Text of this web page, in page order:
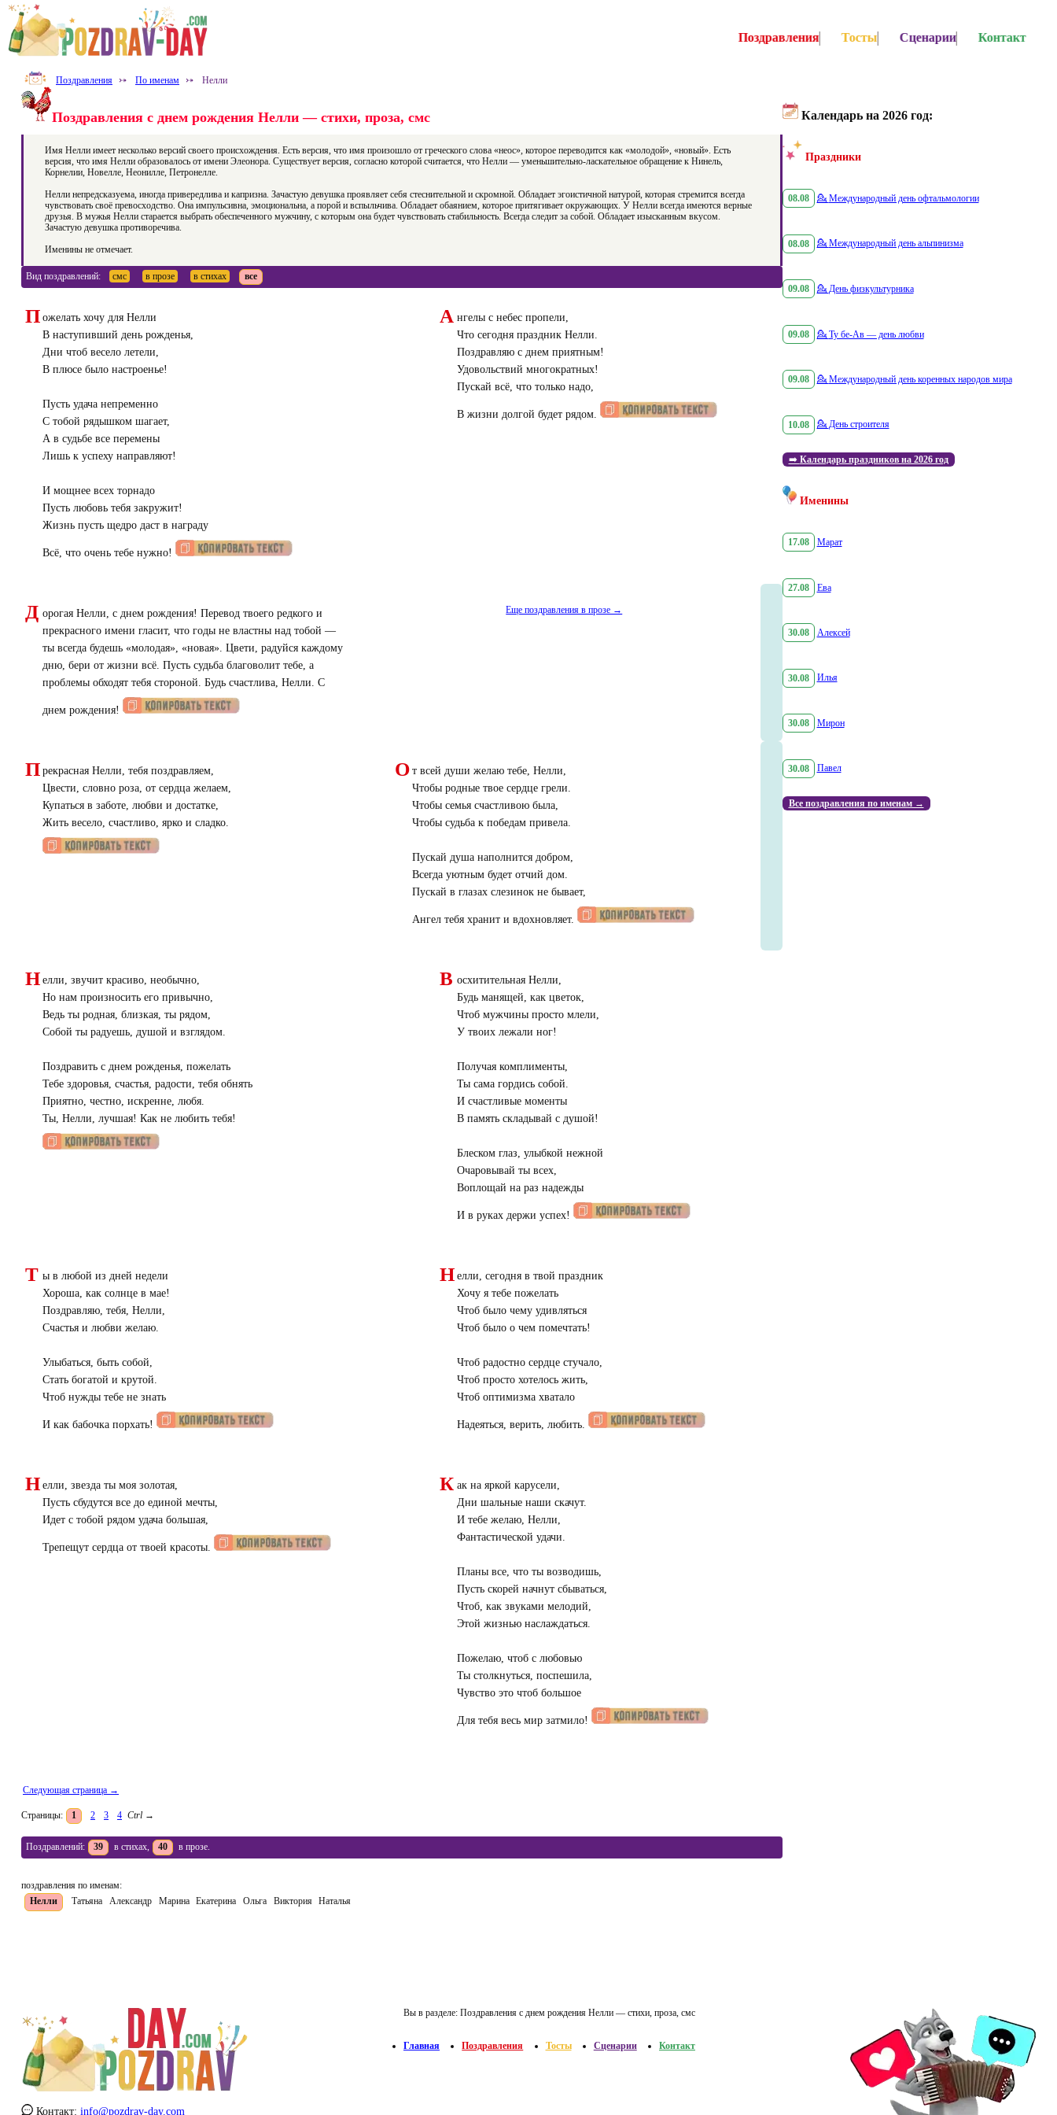
Поздравления ⤐ По именам ⤐ Нелли
Поздравления с днем рождения Нелли — стихи, проза, смс
Имя Нелли имеет несколько версий своего происхождения. Есть версия, что имя произошло от греческого слова «неос», которое переводится как «молодой», «новый». Есть
версия, что имя Нелли образовалось от имени Элеонора. Существует версия, согласно которой считается, что Нелли — уменьшительно-ласкательное обращение к Нинель,
Корнелии, Новелле, Неонилле, Петронелле.
Нелли непредсказуема, иногда привередлива и капризна. Зачастую девушка проявляет себя стеснительной и скромной. Обладает эгоистичной натурой, которая стремится всегда
чувствовать своё превосходство. Она импульсивна, эмоциональна, а порой и вспыльчива. Обладает обаянием, которое притягивает окружающих. У Нелли всегда имеются верные
друзья. В мужья Нелли старается выбрать обеспеченного мужчину, с которым она будет чувствовать стабильность. Всегда следит за собой. Обладает изысканным вкусом.
Зачастую девушка противоречива.
Именины не отмечает.
Вид поздравлений: смс в прозе в стихах все
П ожелать хочу для Нелли
В наступивший день рожденья,
Дни чтоб весело летели,
В плюсе было настроенье!
Пусть удача непременно
С тобой рядышком шагает,
А в судьбе все перемены
Лишь к успеху направляют!
И мощнее всех торнадо
Пусть любовь тебя закружит!
Жизнь пусть щедро даст в награду
Всё, что очень тебе нужно!
А нгелы с небес пропели,
Что сегодня праздник Нелли.
Поздравляю с днем приятным!
Удовольствий многократных!
Пускай всё, что только надо,
В жизни долгой будет рядом.
Д орогая Нелли, с днем рождения! Перевод твоего редкого и
прекрасного имени гласит, что годы не властны над тобой —
ты всегда будешь «молодая», «новая». Цвети, радуйся каждому
дню, бери от жизни всё. Пусть судьба благоволит тебе, а
проблемы обходят тебя стороной. Будь счастлива, Нелли. С
днем рождения!
Еще поздравления в прозе →
П рекрасная Нелли, тебя поздравляем,
Цвести, словно роза, от сердца желаем,
Купаться в заботе, любви и достатке,
Жить весело, счастливо, ярко и сладко.
О т всей души желаю тебе, Нелли,
Чтобы родные твое сердце грели.
Чтобы семья счастливою была,
Чтобы судьба к победам привела.
Пускай душа наполнится добром,
Всегда уютным будет отчий дом.
Пускай в глазах слезинок не бывает,
Ангел тебя хранит и вдохновляет.
Н елли, звучит красиво, необычно,
Но нам произносить его привычно,
Ведь ты родная, близкая, ты рядом,
Собой ты радуешь, душой и взглядом.
Поздравить с днем рожденья, пожелать
Тебе здоровья, счастья, радости, тебя обнять
Приятно, честно, искренне, любя.
Ты, Нелли, лучшая! Как не любить тебя!
В осхитительная Нелли,
Будь манящей, как цветок,
Чтоб мужчины просто млели,
У твоих лежали ног!
Получая комплименты,
Ты сама гордись собой.
И счастливые моменты
В память складывай с душой!
Блеском глаз, улыбкой нежной
Очаровывай ты всех,
Воплощай на раз надежды
И в руках держи успех!
Т ы в любой из дней недели
Хороша, как солнце в мае!
Поздравляю, тебя, Нелли,
Счастья и любви желаю.
Улыбаться, быть собой,
Стать богатой и крутой.
Чтоб нужды тебе не знать
И как бабочка порхать!
Н елли, сегодня в твой праздник
Хочу я тебе пожелать
Чтоб было чему удивляться
Чтоб было о чем помечтать!
Чтоб радостно сердце стучало,
Чтоб просто хотелось жить,
Чтоб оптимизма хватало
Надеяться, верить, любить.
Н елли, звезда ты моя золотая,
Пусть сбудутся все до единой мечты,
Идет с тобой рядом удача большая,
Трепещут сердца от твоей красоты.
К ак на яркой карусели,
Дни шальные наши скачут.
И тебе желаю, Нелли,
Фантастической удачи.
Планы все, что ты возводишь,
Пусть скорей начнут сбываться,
Чтоб, как звуками мелодий,
Этой жизнью наслаждаться.
Пожелаю, чтоб с любовью
Ты столкнуться, поспешила,
Чувство это чтоб большое
Для тебя весь мир затмило!
Следующая страница →
Страницы: 1 2 3 4 Ctrl →
Поздравлений: 39 в стихах, 40 в прозе.
поздравления по именам:
Нелли
Татьяна Александр Марина Екатерина Ольга Виктория Наталья
Календарь на 2026 год:
Праздники
08.08 💁 Международный день офтальмологии
08.08 💁 Международный день альпинизма
09.08 💁 День физкультурника
09.08 💁 Ту бе-Ав — день любви
09.08 💁 Международный день коренных народов мира
10.08 💁 День строителя
➡️ Календарь праздников на 2026 год
Именины
17.08 Марат
27.08 Ева
30.08 Алексей
30.08 Илья
30.08 Мирон
30.08 Павел
Все поздравления по именам →
Поздравления Тосты Сценарии Контакт
Контакт: info@pozdrav-day.com
Вы в разделе: Поздравления с днем рождения Нелли — стихи, проза, смс
Главная Поздравления Тосты Сценарии Контакт